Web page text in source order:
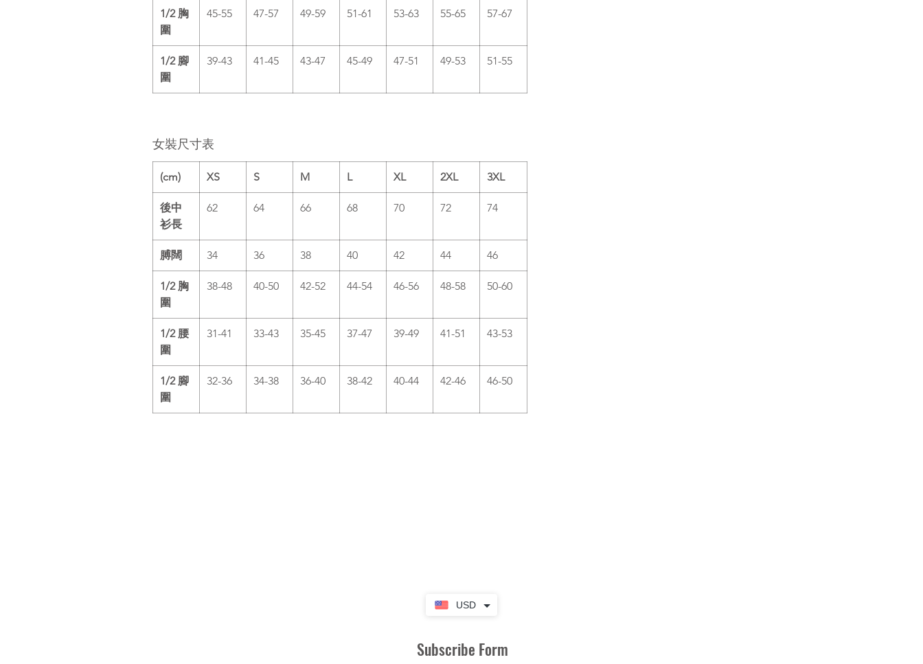
1/2 胸
圍
45-55 47-57 49-59 51-61 53-63 55-65 57-67
1/2 腳
圍
39-43 41-45 43-47 45-49 47-51 49-53 51-55
女裝尺寸表
(cm) XS S M L XL 2XL 3XL
後中
衫長
62 64 66 68 70 72 74
膊闊 34 36 38 40 42 44 46
1/2 胸
圍
38-48 40-50 42-52 44-54 46-56 48-58 50-60
1/2 腰
圍
31-41 33-43 35-45 37-47 39-49 41-51 43-53
1/2 腳
圍
32-36 34-38 36-40 38-42 40-44 42-46 46-50
USD
Subscribe Form